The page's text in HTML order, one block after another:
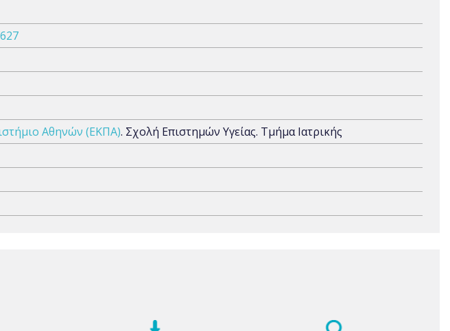
Αθηνών (ΕΚΠΑ). Σχολή Επιστημών Υγείας. Τμήμα Ιατρικής